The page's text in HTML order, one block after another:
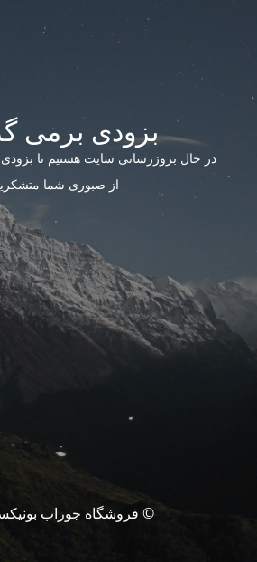
بزودی برمی
در حال بروزرسانی سایت هستیم تا بزودی
از صبوری شما
© فروشگاه جوراب بونیکسا